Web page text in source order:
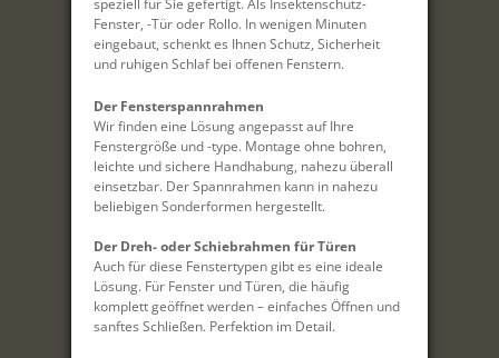
speziell für Sie gefertigt. Als Insektenschutz-
Fenster, -Tür oder Rollo. In wenigen Minuten
eingebaut, schenkt es Ihnen Schutz, Sicherheit
und ruhigen Schlaf bei offenen Fenstern.
Der Fensterspannrahmen
Wir finden eine Lösung angepasst auf Ihre
Fenstergröße und -type. Montage ohne bohren,
leichte und sichere Handhabung, nahezu überall
einsetzbar. Der Spannrahmen kann in nahezu
beliebigen Sonderformen hergestellt.
Der Dreh- oder Schiebrahmen für Türen
Auch für diese Fenstertypen gibt es eine ideale
Lösung. Für Fenster und Türen, die häufig
komplett geöffnet werden – einfaches Öffnen und
sanftes Schließen. Perfektion im Detail.